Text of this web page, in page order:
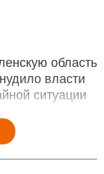
область
власти
ситуации